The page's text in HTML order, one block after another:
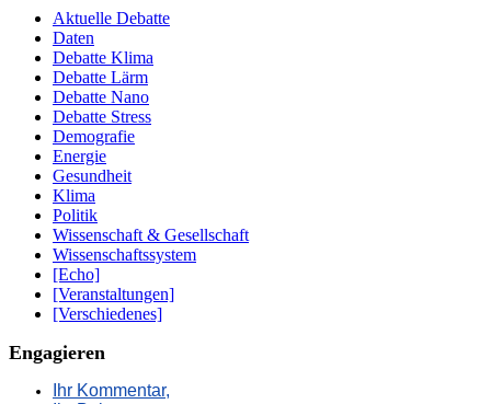
Aktuelle Debatte
Daten
Debatte Klima
Debatte Lärm
Debatte Nano
Debatte Stress
Demografie
Energie
Gesundheit
Klima
Politik
Wissenschaft & Gesellschaft
Wissenschaftssystem
[Echo]
[Veranstaltungen]
[Verschiedenes]
Engagieren
Ihr Kommentar,